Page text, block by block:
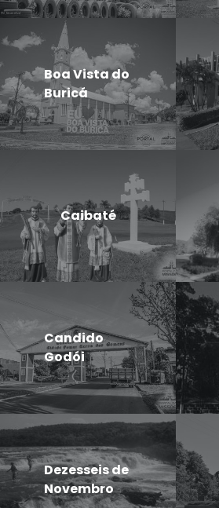
Boa Vista do
Buricá
Caibaté
Candido
Godói
Dezesseis de
Novembro